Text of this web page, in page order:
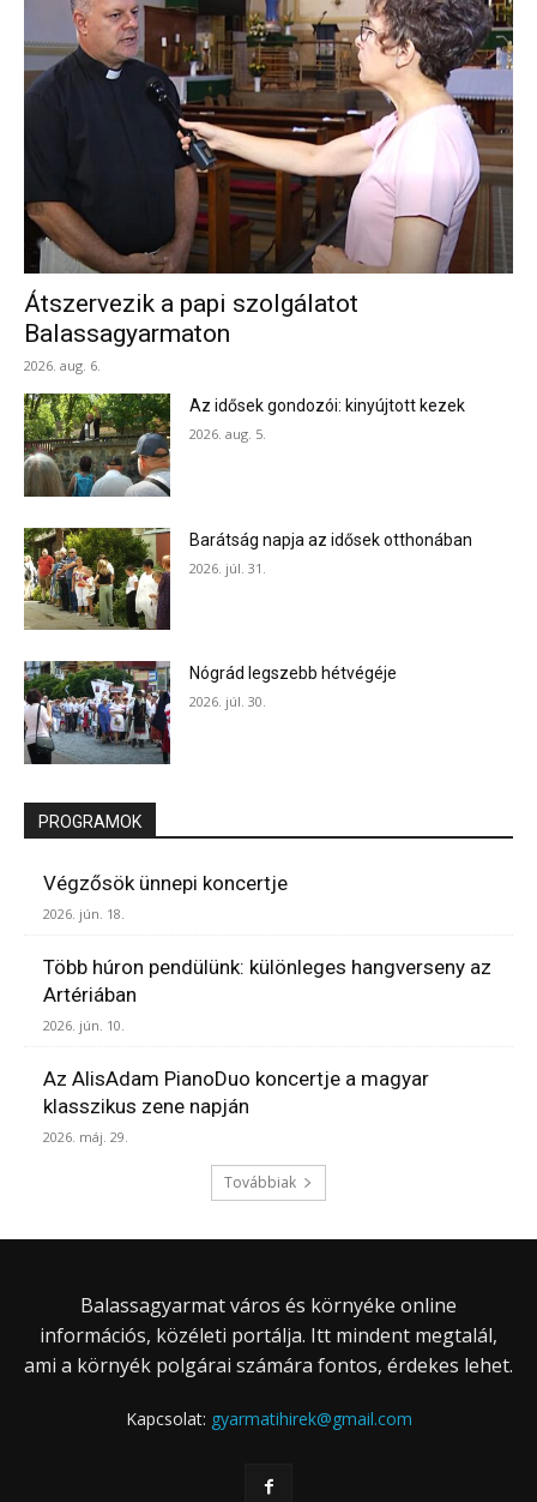
Átszervezik a papi szolgálatot
Balassagyarmaton
2026. aug. 6.
Az idősek gondozói: kinyújtott kezek
2026. aug. 5.
Barátság napja az idősek otthonában
2026. júl. 31.
Nógrád legszebb hétvégéje
2026. júl. 30.
PROGRAMOK
Végzősök ünnepi koncertje
2026. jún. 18.
Több húron pendülünk: különleges hangverseny az
Artériában
2026. jún. 10.
Az AlisAdam PianoDuo koncertje a magyar
klasszikus zene napján
2026. máj. 29.
Továbbiak
Balassagyarmat város és környéke online
információs, közéleti portálja. Itt mindent megtalál,
ami a környék polgárai számára fontos, érdekes lehet.
Kapcsolat: gyarmatihirek@gmail.com